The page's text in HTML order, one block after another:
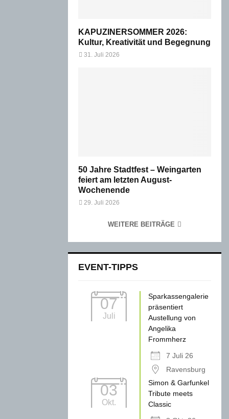
KAPUZINERSOMMER 2026:
Kultur, Kreativität und Begegnung
31. Juli 2026
50 Jahre Stadtfest – Weingarten
feiert am letzten August-
Wochenende
29. Juli 2026
WEITERE BEITRÄGE
EVENT-TIPPS
07
Juli
Sparkassengalerie
präsentiert
Austellung von
Angelika
Frommherz
7 Juli 26
Ravensburg
03
Okt.
Simon & Garfunkel
Tribute meets
Classic